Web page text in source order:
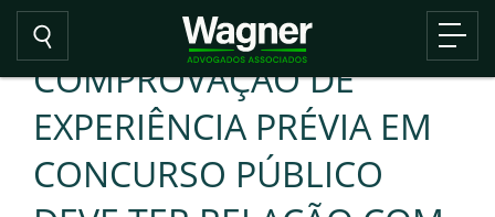
COMPROVAÇÃO DE
EXPERIÊNCIA PRÉVIA EM
CONCURSO PÚBLICO